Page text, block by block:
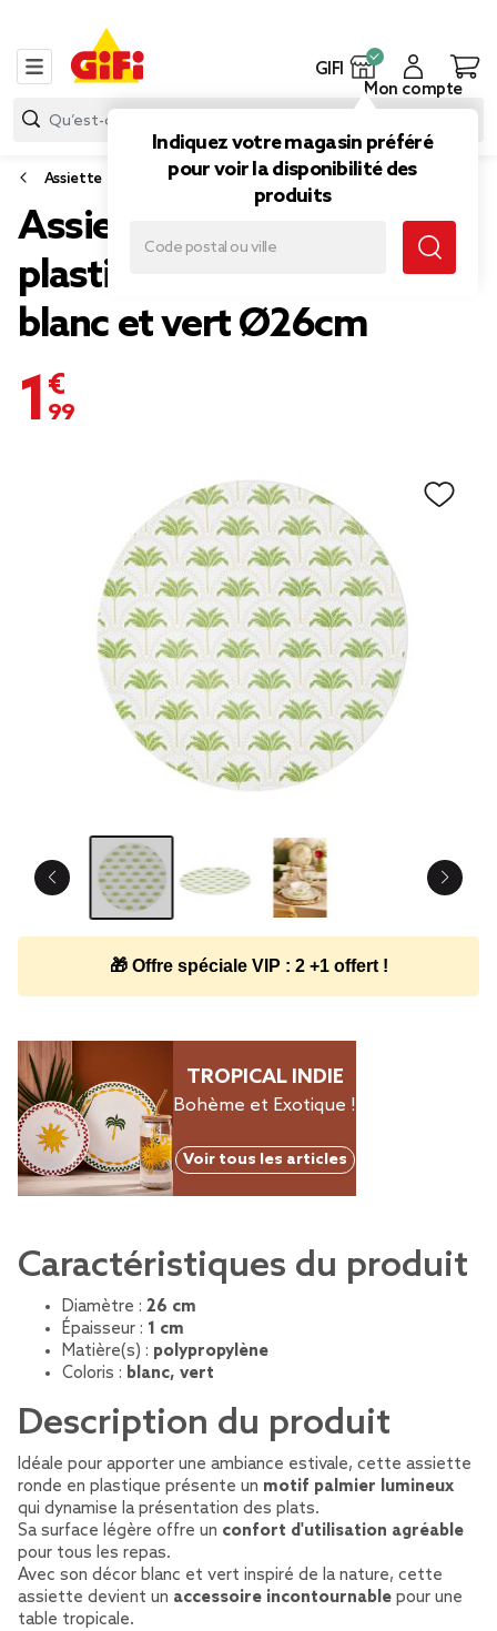
GIFI
Indiquez votre magasin préféré
pour voir la disponibilité des
produits
Mon compte
Assiette
Assiette plate ronde
plastique motif palmier
blanc et vert Ø26cm
1,99 €
🎁 Offre spéciale VIP : 2 +1 offert !
TROPICAL INDIE
Bohème et Exotique !
Voir tous les articles
Caractéristiques du produit
Diamètre : 26 cm
Épaisseur : 1 cm
Matière(s) : polypropylène
Coloris : blanc, vert
Description du produit
Idéale pour apporter une ambiance estivale, cette assiette
ronde en plastique présente un motif palmier lumineux
qui dynamise la présentation des plats.
Sa surface légère offre un confort d'utilisation agréable
pour tous les repas.
Avec son décor blanc et vert inspiré de la nature, cette
assiette devient un accessoire incontournable pour une
table tropicale.